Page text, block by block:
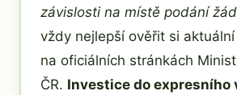
závislosti na místě podání
vždy nejlepší ověřit si
na oficiálních stránkách
ČR. Investice do expresního